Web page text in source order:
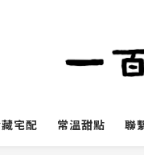
宅配 常溫甜點 聯